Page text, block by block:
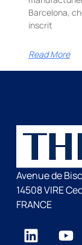
Barcelona,
inscrit
Read More
Avenue de
14508 VIRE
FRANCE